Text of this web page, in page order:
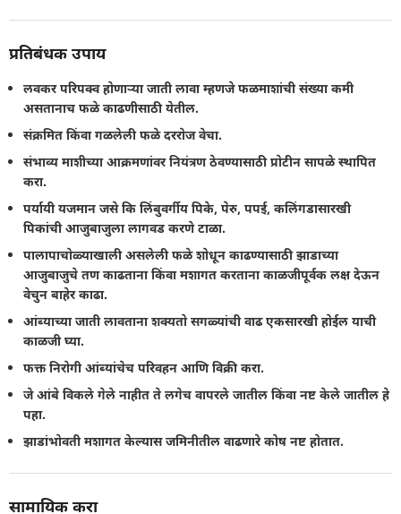
प्रतिबंधक उपाय
लवकर परिपक्व होणार्‍या जाती लावा म्हणजे फळमाशांची संख्या कमी
असतानाच फळे काढणीसाठी येतील.
संक्रमित किंवा गळलेली फळे दररोज वेचा.
संभाव्य माशीच्या आक्रमणांवर नियंत्रण ठेवण्यासाठी प्रोटीन सापळे स्थापित
करा.
पर्यायी यजमान जसे कि लिंबुवर्गीय पिके, पेरु, पपई, कलिंगडासारखी
पिकांची आजुबाजुला लागवड करणे टाळा.
पालापाचोळ्याखाली असलेली फळे शोधून काढण्यासाठी झाडाच्या
आजुबाजुचे तण काढताना किंवा मशागत करताना काळजीपूर्वक लक्ष देऊन
वेचुन बाहेर काढा.
आंब्याच्या जाती लावताना शक्यतो सगळ्यांची वाढ एकसारखी होईल याची
काळजी घ्या.
फक्त निरोगी आंब्यांचेच परिवहन आणि विक्री करा.
जे आंबे विकले गेले नाहीत ते लगेच वापरले जातील किंवा नष्ट केले जातील हे
पहा.
झाडांभोवती मशागत केल्यास जमिनीतील वाढणारे कोष नष्ट होतात.
सामायिक करा